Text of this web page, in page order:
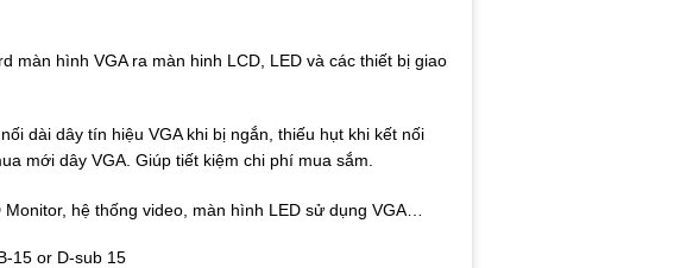
màn hình VGA ra màn hinh LCD, LED và các thiết bị giao
dài dây tín hiệu VGA khi bị ngắn, thiếu hụt khi kết nối
mới dây VGA. Giúp tiết kiệm chi phí mua sắm.
hệ thống video, màn hình LED sử dụng VGA…
15 or D-sub 15